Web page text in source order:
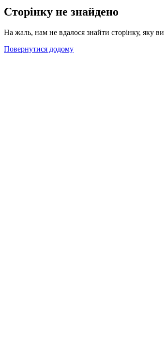
Сторінку не знайдено
На жаль, нам не вдалося знайти сторінку, яку ви
Повернутися додому